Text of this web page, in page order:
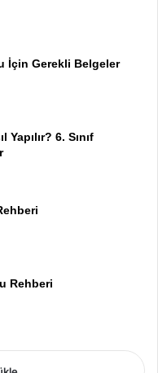
İçin Gerekli Belgeler
6. Sınıf
Rehberi